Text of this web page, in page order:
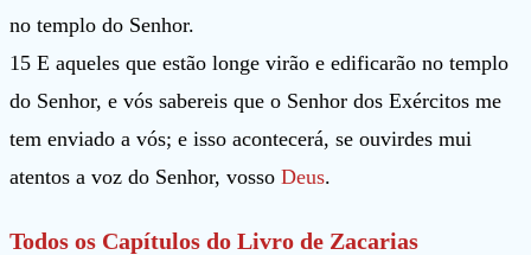
no templo do Senhor.
15 E aqueles que estão longe virão e edificarão no templo
do Senhor, e vós sabereis que o Senhor dos Exércitos me
tem enviado a vós; e isso acontecerá, se ouvirdes mui
atentos a voz do Senhor, vosso Deus.
Todos os Capítulos do Livro de Zacarias